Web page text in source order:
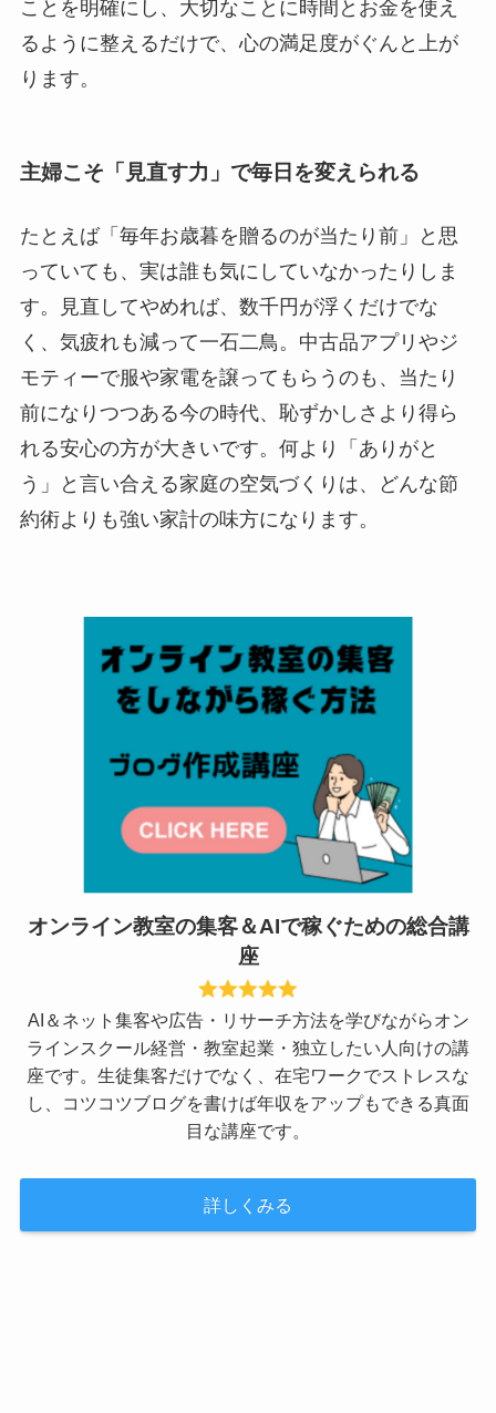
ことを明確にし、大切なことに時間とお金を使え
るように整えるだけで、心の満足度がぐんと上が
ります。
主婦こそ「見直す力」で毎日を変えられる
たとえば「毎年お歳暮を贈るのが当たり前」と思
っていても、実は誰も気にしていなかったりしま
す。見直してやめれば、数千円が浮くだけでな
く、気疲れも減って一石二鳥。中古品アプリやジ
モティーで服や家電を譲ってもらうのも、当たり
前になりつつある今の時代、恥ずかしさより得ら
れる安心の方が大きいです。何より「ありがと
う」と言い合える家庭の空気づくりは、どんな節
約術よりも強い家計の味方になります。
オンライン教室の集客＆AIで稼ぐための総合講
座
AI＆ネット集客や広告・リサーチ方法を学びながらオン
ラインスクール経営・教室起業・独立したい人向けの講
座です。生徒集客だけでなく、在宅ワークでストレスな
し、コツコツブログを書けば年収をアップもできる真面
目な講座です。
詳しくみる